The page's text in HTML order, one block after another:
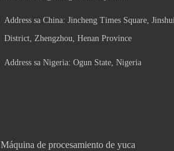
Address sa China: Jincheng Times Square, Jinshui
District, Zhengzhou, Henan Province
Address sa Nigeria: Ogun State, Nigeria
Máquina de procesamiento de yuca